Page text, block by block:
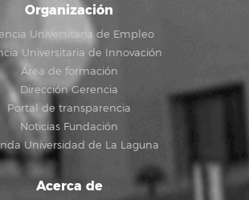
Organización
Universitaria de Empleo
Universitaria de Innovación
Área de formación
Dirección Gerencia
Portal de transparencia
Noticias Fundación
Universidad de La Laguna
Acerca de